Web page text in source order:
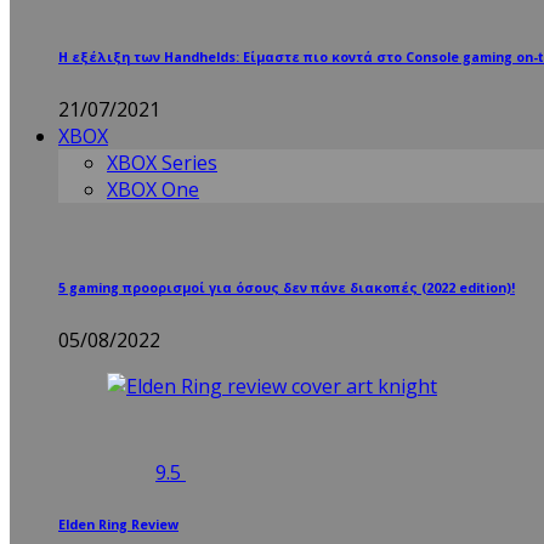
Η εξέλιξη των Handhelds: Είμαστε πιο κοντά στο Console gaming on-
21/07/2021
XBOX
XBOX Series
XBOX One
5 gaming προορισμοί για όσους δεν πάνε διακοπές (2022 edition)!
05/08/2022
9.5
Elden Ring Review